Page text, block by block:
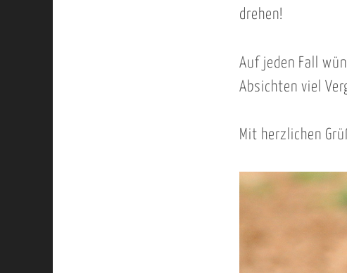
drehen!
Auf jeden Fall
Absichten viel
Mit herzlichen